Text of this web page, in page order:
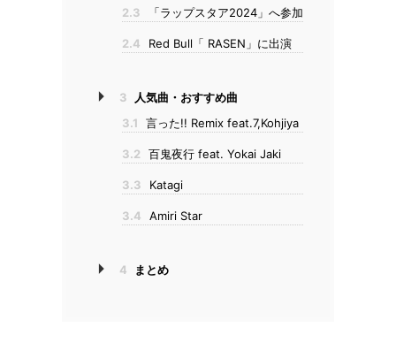
2.3 「ラップスタア2024」へ参加
2.4 Red Bull「 RASEN」に出演
3
人気曲・おすすめ曲
3.1
言った!! Remix feat.7,Kohjiya
3.2 百鬼夜行 feat. Yokai Jaki
3.3 Katagi
3.4 Amiri Star
4 まとめ